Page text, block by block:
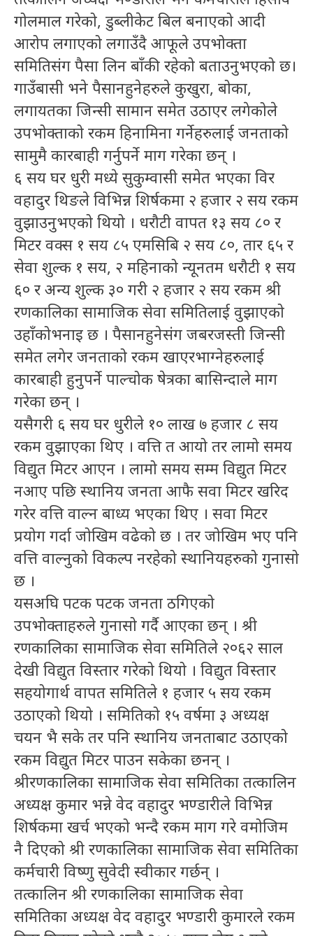
गोलमाल गरेको, डुब्लीकेट बिल बनाएको आदी
आरोप लगाएको लगाउँदै आफूले उपभोक्ता
समितिसंग पैसा लिन बाँकी रहेको बताउनुभएको छ।
गाउँबासी भने पैसानहुनेहरुले कुखुरा, बोका,
लगायतका जिन्सी सामान समेत उठाएर लगेकोले
उपभोक्ताको रकम हिनामिना गर्नेहरुलाई जनताको
सामुमै कारबाही गर्नुपर्ने माग गरेका छन् ।
६ सय घर धुरी मध्ये सुकुम्वासी समेत भएका विर
वहादुर थिङले विभिन्न शिर्षकमा २ हजार २ सय रकम
वुझाउनुभएको थियो । धरौटी वापत १३ सय ८० र
मिटर वक्स १ सय ८५ एमसिबि २ सय ८०, तार ६५ र
सेवा शुल्क १ सय, २ महिनाको न्यूनतम धरौटी १ सय
६० र अन्य शुल्क ३० गरी २ हजार २ सय रकम श्री
रणकालिका सामाजिक सेवा समितिलाई वुझाएको
उहाँकोभनाइ छ । पैसानहुनेसंग जबरजस्ती जिन्सी
समेत लगेर जनताको रकम खाएरभाग्नेहरुलाई
कारबाही हुनुपर्ने पाल्चोक षेत्रका बासिन्दाले माग
गरेका छन् ।
यसैगरी ६ सय घर धुरीले १० लाख ७ हजार ८ सय
रकम वुझाएका थिए । वत्ति त आयो तर लामो समय
विद्युत मिटर आएन । लामो समय सम्म विद्युत मिटर
नआए पछि स्थानिय जनता आफै सवा मिटर खरिद
गरेर वत्ति वाल्न बाध्य भएका थिए । सवा मिटर
प्रयोग गर्दा जोखिम वढेको छ । तर जोखिम भए पनि
वत्ति वाल्नुको विकल्प नरहेको स्थानियहरुको गुनासो
छ ।
यसअघि पटक पटक जनता ठगिएको
उपभोक्ताहरुले गुनासो गर्दै आएका छन् । श्री
रणकालिका सामाजिक सेवा समितिले २०६२ साल
देखी विद्युत विस्तार गरेको थियो । विद्युत विस्तार
सहयोगार्थ वापत समितिले १ हजार ५ सय रकम
उठाएको थियो । समितिको १५ वर्षमा ३ अध्यक्ष
चयन भै सके तर पनि स्थानिय जनताबाट उठाएको
रकम विद्युत मिटर पाउन सकेका छनन् ।
श्रीरणकालिका सामाजिक सेवा समितिका तत्कालिन
अध्यक्ष कुमार भन्ने वेद वहादुर भण्डारीले विभिन्न
शिर्षकमा खर्च भएको भन्दै रकम माग गरे वमोजिम
नै दिएको श्री रणकालिका सामाजिक सेवा समितिका
कर्मचारी विष्णु सुवेदी स्वीकार गर्छन् ।
तत्कालिन श्री रणकालिका सामाजिक सेवा
समितिका अध्यक्ष वेद वहादुर भण्डारी कुमारले रकम